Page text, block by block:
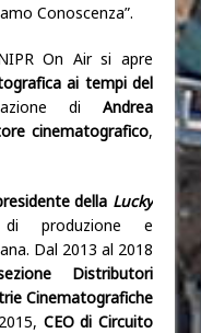
Conoscenza”.
On Air si apre
ai tempi del
di Andrea
cinematografico,
della Lucky
produzione e
Dal 2013 al 2018
Distributori
Cinematografiche
CEO di Circuito